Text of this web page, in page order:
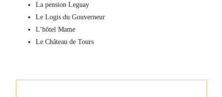
La pension Leguay
Le Logis du Gouverneur
L’hôtel Mame
Le Château de Tours